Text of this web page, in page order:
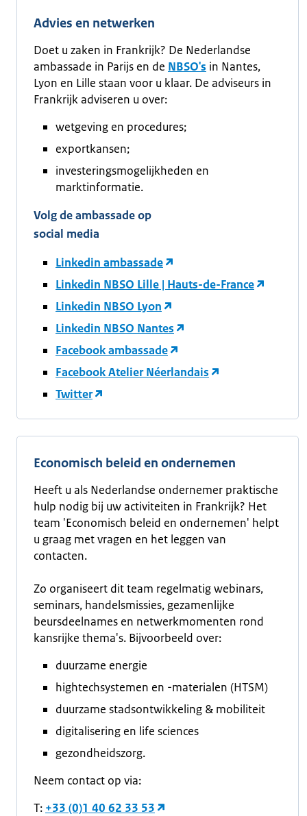
Advies en netwerken
Doet u zaken in Frankrijk? De Nederlandse
ambassade in Parijs en de NBSO's in Nantes,
Lyon en Lille staan voor u klaar. De adviseurs in
Frankrijk adviseren u over:
wetgeving en procedures;
exportkansen;
investeringsmogelijkheden en
marktinformatie.
Volg de ambassade op
social media
Linkedin ambassade
Linkedin NBSO Lille | Hauts-de-France
Linkedin NBSO Lyon
Linkedin NBSO Nantes
Facebook ambassade
Facebook Atelier Néerlandais
Twitter
Economisch beleid en ondernemen
Heeft u als Nederlandse ondernemer praktische
hulp nodig bij uw activiteiten in Frankrijk? Het
team 'Economisch beleid en ondernemen' helpt
u graag met vragen en het leggen van
contacten.
Zo organiseert dit team regelmatig webinars,
seminars, handelsmissies, gezamenlijke
beursdeelnames en netwerkmomenten rond
kansrijke thema's. Bijvoorbeeld over:
duurzame energie
hightechsystemen en -materialen (HTSM)
duurzame stadsontwikkeling & mobiliteit
digitalisering en life sciences
gezondheidszorg.
Neem contact op via:
T: +33 (0)1 40 62 33 53